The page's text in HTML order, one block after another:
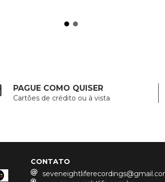
PAGUE COMO QUISER
Cartões de crédito ou à vista
CONTATO